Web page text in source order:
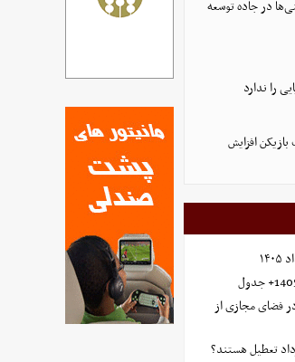
در جاده توسعه
را ندارد
افزایش
فضای مجازی از